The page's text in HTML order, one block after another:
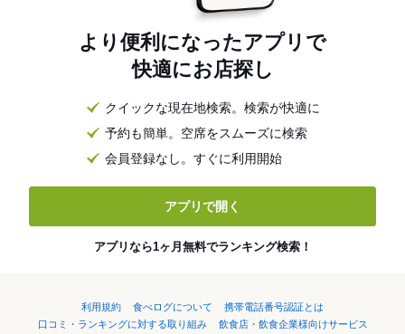
より便利になったアプリで
快適にお店探し
クイックな現在地検索。検索が快適に
予約も簡単。空席をスムーズに検索
会員登録なし。すぐに利用開始
アプリで開く
アプリなら1ヶ月無料でランキング検索！
利用規約 食べログについて
携帯電話番号認証とは
口コミ・ランキングに対する取り組み
飲食店・飲食企業様向けサービス